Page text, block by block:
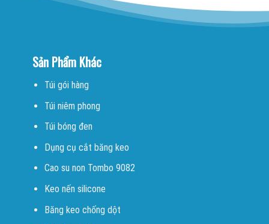
Sản Phẩm Khác
Túi gói hàng
Túi niêm phong
Túi bóng đen
Dụng cụ cắt băng keo
Cao su non Tombo 9082
Keo nến silicone
Băng keo chống dột